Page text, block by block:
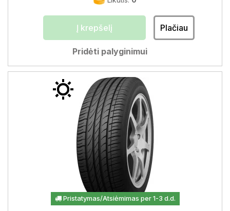
Į krepšelį Plačiau
Pridėti palyginimui
Pristatymas/Atsiėmimas per 1-3 d.d.